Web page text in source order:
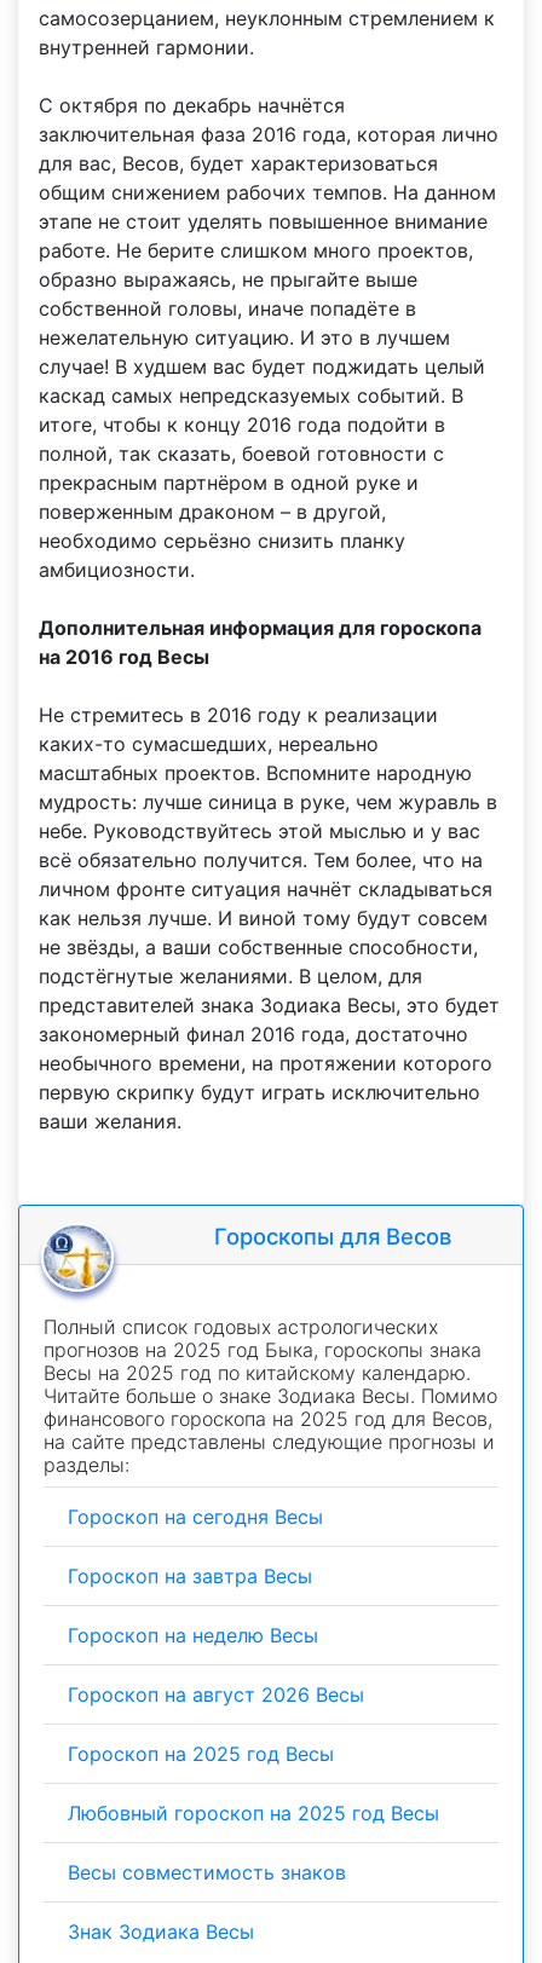
самосозерцанием, неуклонным стремлением к
внутренней гармонии.
С октября по декабрь начнётся
заключительная фаза 2016 года, которая лично
для вас, Весов, будет характеризоваться
общим снижением рабочих темпов. На данном
этапе не стоит уделять повышенное внимание
работе. Не берите слишком много проектов,
образно выражаясь, не прыгайте выше
собственной головы, иначе попадёте в
нежелательную ситуацию. И это в лучшем
случае! В худшем вас будет поджидать целый
каскад самых непредсказуемых событий. В
итоге, чтобы к концу 2016 года подойти в
полной, так сказать, боевой готовности с
прекрасным партнёром в одной руке и
поверженным драконом – в другой,
необходимо серьёзно снизить планку
амбициозности.
Дополнительная информация для гороскопа
на 2016 год Весы
Не стремитесь в 2016 году к реализации
каких-то сумасшедших, нереально
масштабных проектов. Вспомните народную
мудрость: лучше синица в руке, чем журавль в
небе. Руководствуйтесь этой мыслью и у вас
всё обязательно получится. Тем более, что на
личном фронте ситуация начнёт складываться
как нельзя лучше. И виной тому будут совсем
не звёзды, а ваши собственные способности,
подстёгнутые желаниями. В целом, для
представителей знака Зодиака Весы, это будет
закономерный финал 2016 года, достаточно
необычного времени, на протяжении которого
первую скрипку будут играть исключительно
ваши желания.
Гороскопы для Весов
Полный список годовых астрологических
прогнозов на 2025 год Быка, гороскопы знака
Весы на 2025 год по китайскому календарю.
Читайте больше о знаке Зодиака Весы. Помимо
финансового гороскопа на 2025 год для Весов,
на сайте представлены следующие прогнозы и
разделы:
Гороскоп на сегодня Весы
Гороскоп на завтра Весы
Гороскоп на неделю Весы
Гороскоп на август 2026 Весы
Гороскоп на 2025 год Весы
Любовный гороскоп на 2025 год Весы
Весы совместимость знаков
Знак Зодиака Весы